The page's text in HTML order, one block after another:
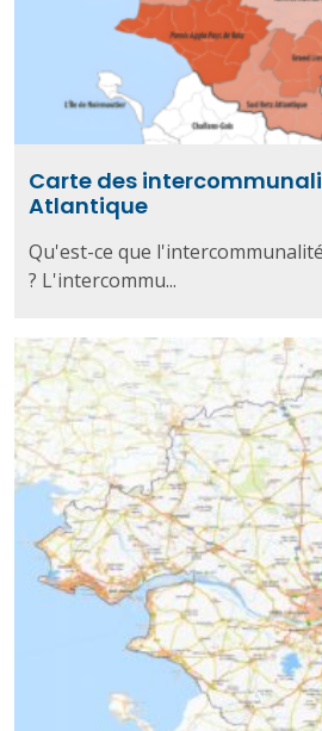
Carte des
Atlantique
Qu'est-ce que
? L'intercommu...